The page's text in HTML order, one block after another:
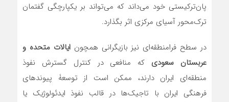
پان‌ترکیستی خود می‌داند که می‌تواند بر یکپارچگی گفتمان
ترک‌محور آسیای مرکزی اثر بگذارد.
در سطح فرامنطقه‌ای نیز بازیگرانی همچون ایالات متحده و
عربستان سعودی که منافعی در کنترل گسترش نفوذ
منطقه‌ای ایران دارند، ممکن است از توسعۀ پیوندهای
فرهنگی ایران با تاجیک‌ها در قالب نفوذ ایدئولوژیک یا